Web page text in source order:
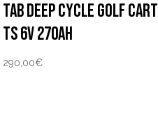
TAB DEEP CYCLE GOLF CART
TS 6V 270AH
290,00€